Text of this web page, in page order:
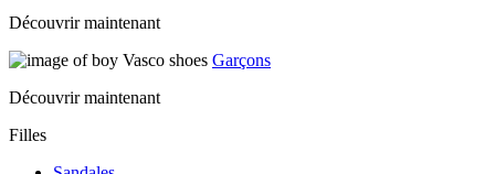
Découvrir maintenant
Garçons
Découvrir maintenant
Filles